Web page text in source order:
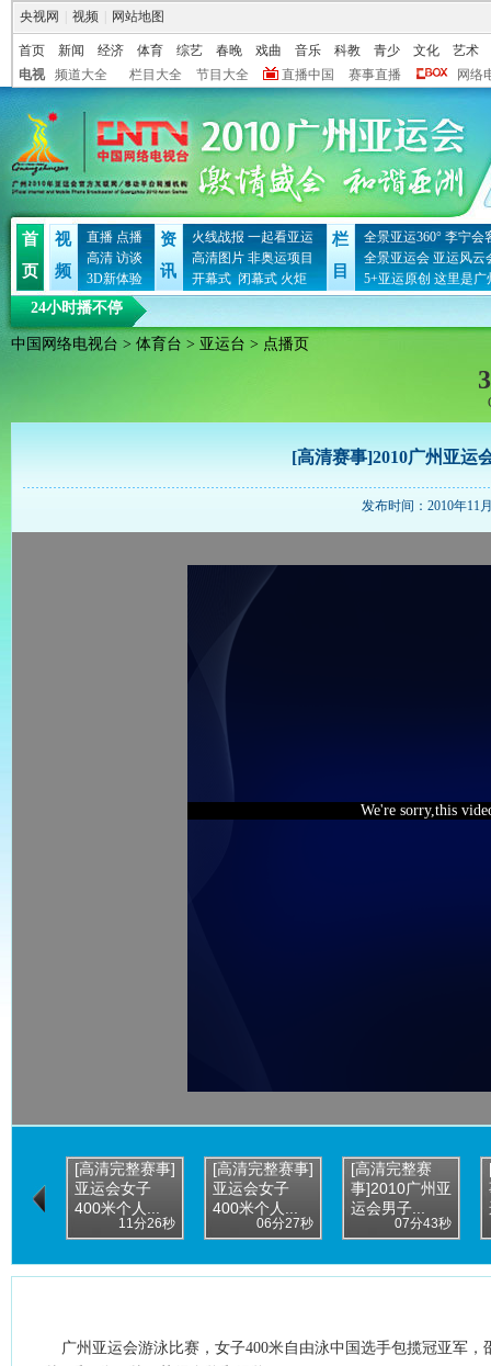
央视网 视频 网站地图
首页 新闻 经济 体育 综艺 春晚 戏曲 音乐 科教 青少 文化
艺术
电视
频道大全 栏目大全 节目大全 直播中国 赛事直播 网络
首
页
视
频
直播 点播
高清 访谈
3D新体验
资
讯
火线战报 一起看亚运
高清图片 非奥运项目
开幕式 闭幕式 火炬
栏
目
全景亚运360° 李宁会
全景亚运会 亚运风云
5+亚运原创 这里是广
24小时播不停
中国网络电视台 > 体育台 > 亚运台 > 点播页
[高清赛事]2010广州亚运
发布时间：2010年11
We're sorry,this
[高清完整赛事]
亚运会女子
400米个人...
11分26秒
[高清完整赛事]
亚运会女子
400米个人...
06分27秒
[高清完整赛
事]2010广州亚
运会男子...
07分43秒
广州亚运会游泳比赛，女子400米自由泳中国选手包揽冠亚军，